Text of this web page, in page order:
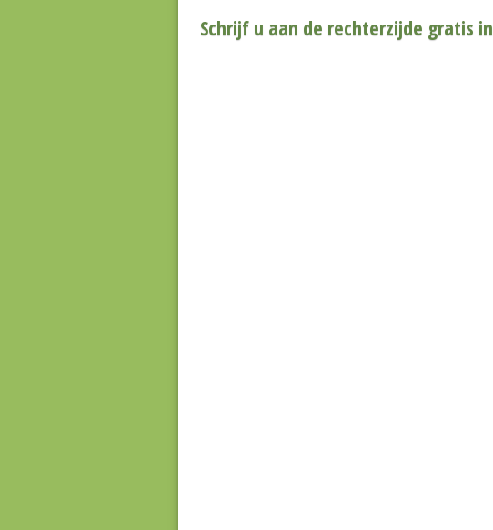
Schrijf u aan de rechterzijde gratis in